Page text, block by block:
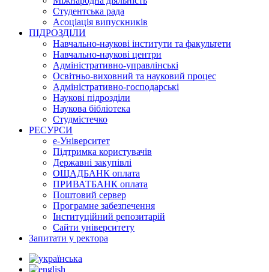
Студентська рада
Асоціація випускників
ПІДРОЗДІЛИ
Навчально-наукові інститути та факультети
Навчально-наукові центри
Адміністративно-управлінські
Освітньо-виховний та науковий процес
Адміністративно-господарські
Наукові підрозділи
Наукова бібліотека
Студмістечко
РЕСУРСИ
е-Університет
Підтримка користувачів
Державні закупівлі
ОЩАДБАНК оплата
ПРИВАТБАНК оплата
Поштовий сервер
Програмне забезпечення
Інституційний репозитарій
Сайти університету
Запитати у ректора